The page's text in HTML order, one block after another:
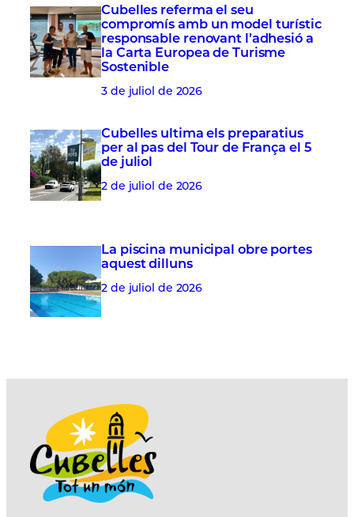
Cubelles referma el seu
compromís amb un model turístic
responsable renovant l’adhesió a
la Carta Europea de Turisme
Sostenible
3 de juliol de 2026
Cubelles ultima els preparatius
per al pas del Tour de França el 5
de juliol
2 de juliol de 2026
La piscina municipal obre portes
aquest dilluns
2 de juliol de 2026